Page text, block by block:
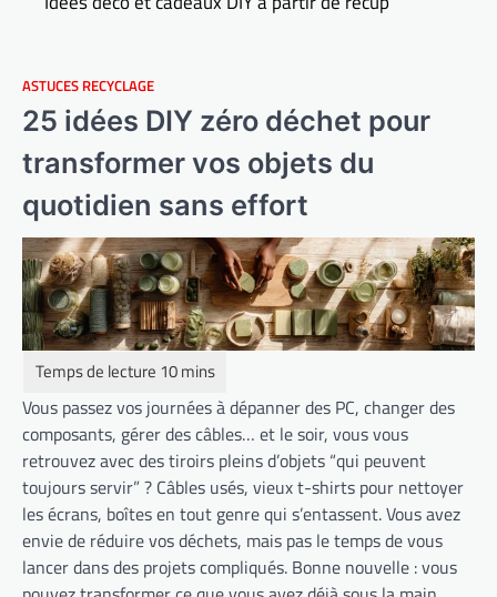
ASTUCES RECYCLAGE
25 idées DIY zéro déchet pour
transformer vos objets du
quotidien sans effort
Vous passez vos journées à dépanner des PC, changer des
composants, gérer des câbles… et le soir, vous vous
retrouvez avec des tiroirs pleins d’objets “qui peuvent
toujours servir” ? Câbles usés, vieux t-shirts pour nettoyer
les écrans, boîtes en tout genre qui s’entassent. Vous avez
envie de réduire vos déchets, mais pas le temps de vous
lancer dans des projets compliqués. Bonne nouvelle : vous